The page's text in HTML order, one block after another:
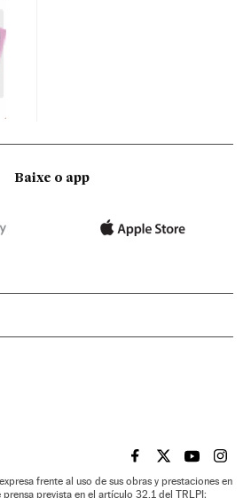
Baixe o app
EL PAÍS BRASIL EN
EL PAÍSEL PAÍS
EL
frente al uso de sus obras y prestaciones en
prevista en el artículo 32.1 del TRLPI;